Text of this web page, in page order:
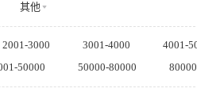
其他
2001-3000 3001-4000 4001-
50000 50000-80000